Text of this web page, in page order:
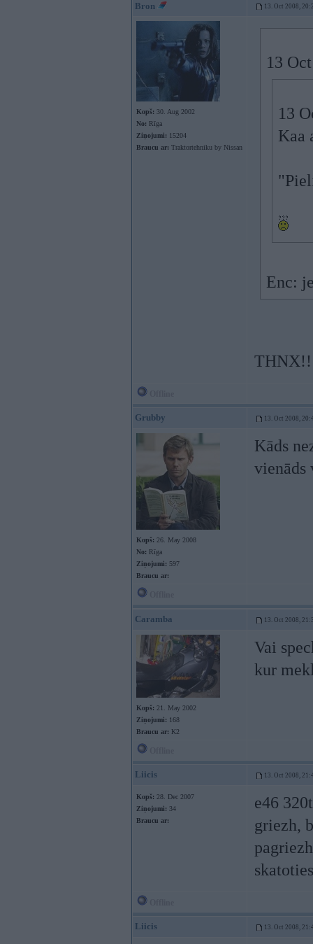
Bron 13. Oct 2008,
Kopš: 30. Aug 2002
No: Rīga
Ziņojumi: 15204
Braucu ar: Traktortehniku by Nissan
13
13
Kaa
Enc:
Grubby 13. Oct 2008,
Kopš: 26. May 2008
No: Rīga
Ziņojumi: 597
Braucu ar:
Kāds
vienāds
Caramba 13. Oct 2008,
Kopš: 21. May 2002
Ziņojumi: 168
Braucu ar: K2
Vai
kur
Liicis 13. Oct 2008,
Kopš: 28. Dec 2007
Ziņojumi: 34
Braucu ar:
e46
griezh,
Liicis 13. Oct 2008,